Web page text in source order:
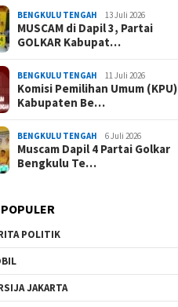
BENGKULU TENGAH 13 Juli 2026
MUSCAM di Dapil 3, Partai
GOLKAR Kabupat…
BENGKULU TENGAH 11 Juli 2026
Komisi Pemilihan Umum (KPU)
Kabupaten Be…
BENGKULU TENGAH 6 Juli 2026
Muscam Dapil 4 Partai Golkar
Bengkulu Te…
POLITIK
JAKARTA